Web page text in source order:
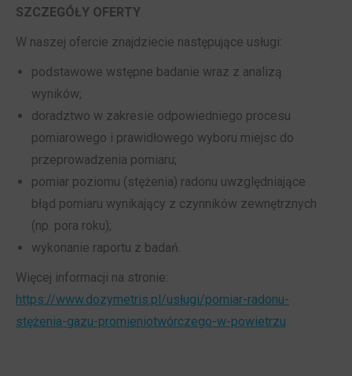
SZCZEGÓŁY OFERTY
W naszej ofercie znajdziecie następujące usługi:
podstawowe wstępne badanie wraz z analizą
wyników;
doradztwo w zakresie odpowiedniego procesu
pomiarowego i prawidłowego wyboru miejsc do
przeprowadzenia pomiaru;
pomiar poziomu (stężenia) radonu uwzględniające
błąd pomiaru wynikający z czynników zewnętrznych
(np. pora roku);
wykonanie raportu z badań.
Więcej informacji na stronie:
https://www.dozymetris.pl/usługi/pomiar-radonu-
stężenia-gazu-promieniotwórczego-w-powietrzu